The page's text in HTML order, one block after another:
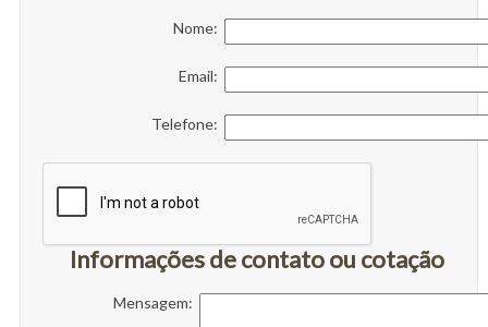
Nome:
Email:
Telefone:
Informações de contato ou cotação
Mensagem: